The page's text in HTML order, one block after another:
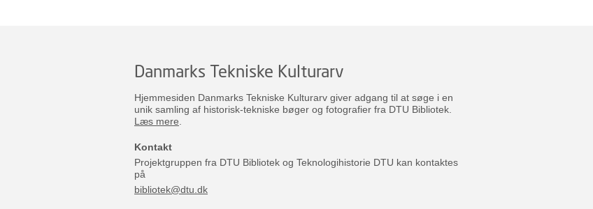
Danmarks Tekniske Kulturarv
Hjemmesiden Danmarks Tekniske Kulturarv giver adgang til at søge i en
unik samling af historisk-tekniske bøger og fotografier fra DTU Bibliotek.
Læs mere
Kontakt
Projektgruppen fra DTU Bibliotek og Teknologihistorie DTU kan kontaktes
på
bibliotek@dtu.dk